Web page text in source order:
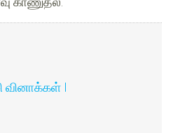
வினாக்கள் I